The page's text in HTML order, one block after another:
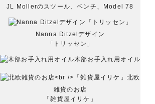
JL Mollerのスツール、ベンチ、Model 78
Nanna Ditzelデザイン
「トリッセン」
木部お手入れ用オイル
北欧
雑貨のお店
「雑貨屋イリケ」